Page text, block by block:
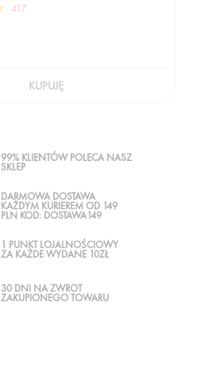
417
KUPUJĘ
99% KLIENTÓW POLECA NASZ
SKLEP
DARMOWA DOSTAWA
KAŻDYM KURIEREM OD 149
PLN KOD: DOSTAWA149
1 PUNKT LOJALNOŚCIOWY
ZA KAŻDE WYDANE 10ZŁ
30 DNI NA ZWROT
ZAKUPIONEGO TOWARU